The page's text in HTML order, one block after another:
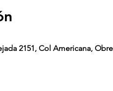
2151, Col Americana,